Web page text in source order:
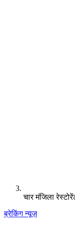
चार मंजिला
ब्रेकिंग न्यूज़